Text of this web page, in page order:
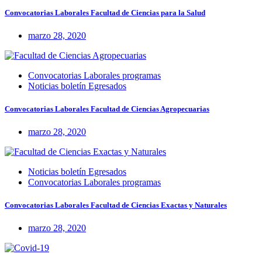
Convocatorias Laborales Facultad de Ciencias para la Salud
marzo 28, 2020
Convocatorias Laborales programas
Noticias boletín Egresados
Convocatorias Laborales Facultad de Ciencias Agropecuarias
marzo 28, 2020
Noticias boletín Egresados
Convocatorias Laborales programas
Convocatorias Laborales Facultad de Ciencias Exactas y Naturales
marzo 28, 2020